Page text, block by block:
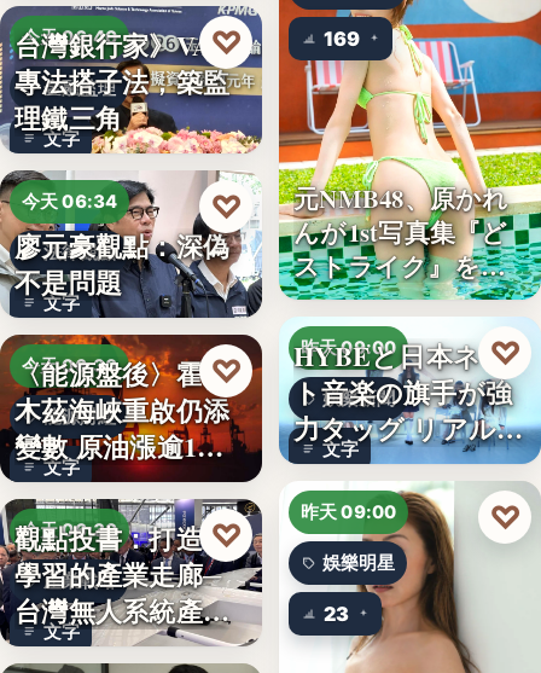
今天 06:40
金融監理
文字
台灣銀行家》VASP
專法搭子法，築監
理鐵三角
♡
今天 06:34
法律觀點
文字
廖元豪觀點：深偽
不是問題
♡
今天 06:30
能源財經
文字
〈能源盤後〉霍爾
木茲海峽重啟仍添
變數 原油漲逾1%
但周…
♡
今天 06:30
產業戰略
文字
觀點投書：打造會
學習的產業走廊─
台灣無人系統產業
需要的是…
♡
169
元NMB48、原かれ
んが1st写真集『ど
ストライク』を…
昨天 09:00
娛樂新聞
文字
HYBEと日本ネッ
ト音楽の旗手が強
力タッグ リアル×
バー…
♡
昨天 09:00
娛樂明星
23
♡